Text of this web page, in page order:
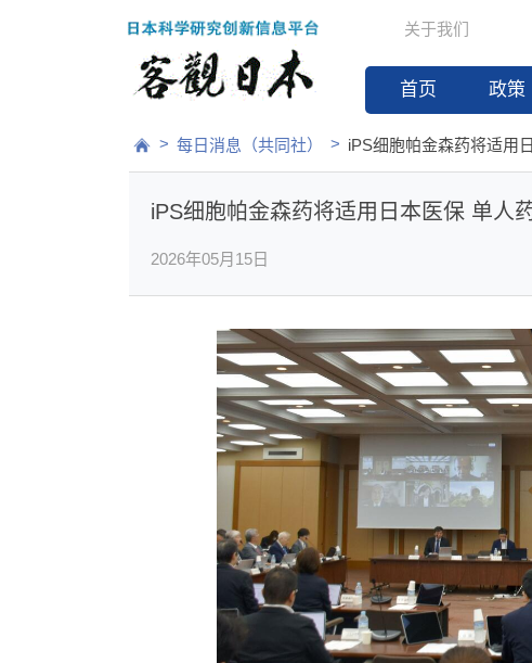
关于我们
首页 政策
> 每日消息（共同社） > iPS细胞帕金森药将适用
iPS细胞帕金森药将适用日本医保 单人
2026年05月15日